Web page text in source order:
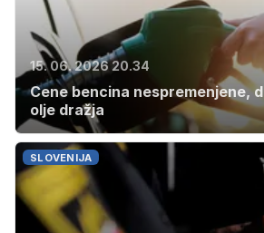
15. 06. 2026 20.34
Cene bencina nespremenjene,
olje dražja
SLOVENIJA